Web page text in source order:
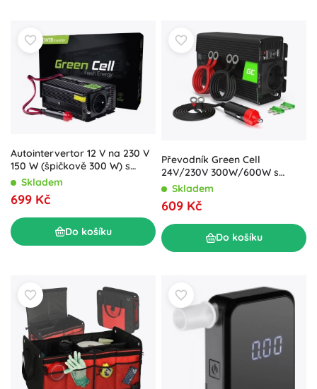
Autointervertor 12 V na 230 V
150 W (špičkově 300 W) s
modifikovaným sinusovým
průběhem
Skladem
699 Kč
Do košíku
Převodník Green Cell
24V/230V 300W/600W s
modifikovanou sinusoidou
Skladem
609 Kč
Do košíku